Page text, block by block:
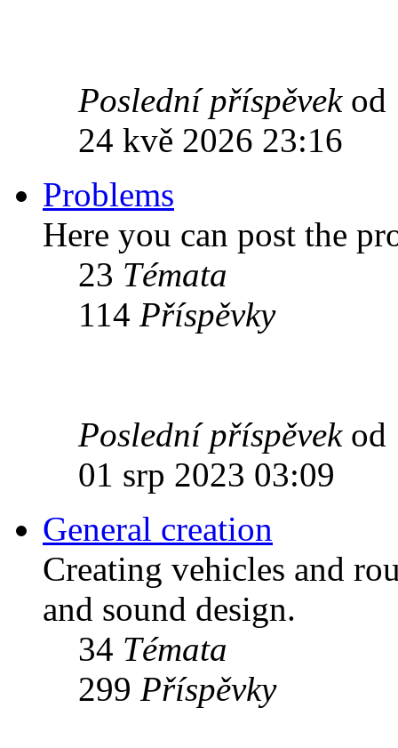
Poslední příspěvekod
24 kvě 2026 23:16
Problems
Here you can post the
23 Témata
114 Příspěvky
Poslední příspěvekod
01 srp 2023 03:09
General creation
Creating vehicles and
and sound design.
34 Témata
299 Příspěvky